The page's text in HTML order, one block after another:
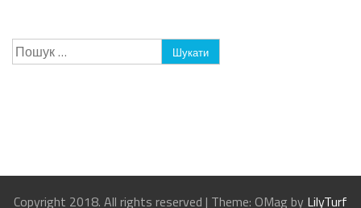
Пошук:
Copyright 2018. All rights reserved | Theme: OMag by LilyTurf